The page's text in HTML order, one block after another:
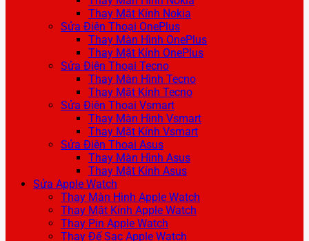
Thay Mặt Kính Nokia
Sửa Điện Thoại OnePlus
Thay Màn Hình OnePlus
Thay Mặt Kính OnePlus
Sửa Điện Thoại Tecno
Thay Màn Hình Tecno
Thay Mặt Kính Tecno
Sửa Điện Thoại Vsmart
Thay Màn Hình Vsmart
Thay Mặt Kính Vsmart
Sửa Điện Thoại Asus
Thay Màn Hình Asus
Thay Mặt Kính Asus
Sửa Apple Watch
Thay Màn Hình Apple Watch
Thay Mặt Kính Apple Watch
Thay Pin Apple Watch
Thay Đế Sạc Apple Watch